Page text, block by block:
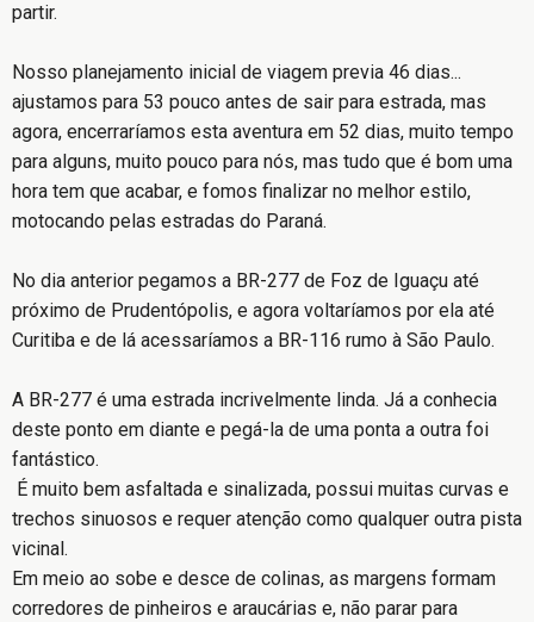
partir.
Nosso planejamento inicial de viagem previa 46 dias...
ajustamos para 53 pouco antes de sair para estrada, mas
agora, encerraríamos esta aventura em 52 dias, muito tempo
para alguns, muito pouco para nós, mas tudo que é bom uma
hora tem que acabar, e fomos finalizar no melhor estilo,
motocando pelas estradas do Paraná.
No dia anterior pegamos a BR-277 de Foz de Iguaçu até
próximo de Prudentópolis, e agora voltaríamos por ela até
Curitiba e de lá acessaríamos a BR-116 rumo à São Paulo.
A BR-277 é uma estrada incrivelmente linda. Já a conhecia
deste ponto em diante e pegá-la de uma ponta a outra foi
fantástico.
É muito bem asfaltada e sinalizada, possui muitas curvas e
trechos sinuosos e requer atenção como qualquer outra pista
vicinal.
Em meio ao sobe e desce de colinas, as margens formam
corredores de pinheiros e araucárias e, não parar para